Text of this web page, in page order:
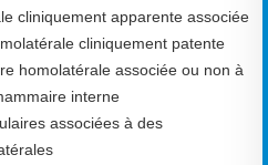
cliniquement apparente associée
cliniquement patente
homolatérale associée ou non à
interne
associées à des